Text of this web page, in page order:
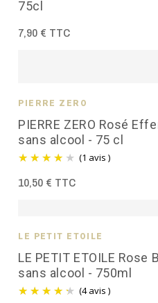
75cl
7,90 € TTC
PIERRE ZERO Rosé
sans alcool - 75 cl
(1 avis )
PIERRE ZÉRO
10,50 € TTC
LE PETIT ETOILE
sans alcool - 750ml
(4 avis )
LE PETIT ÉTOILÉ